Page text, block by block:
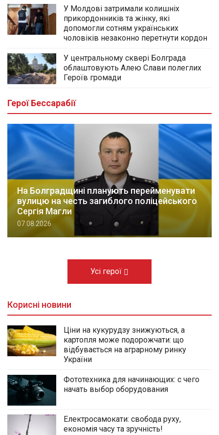
У Молдові затримали колишніх
прикордонників та жінку, які
допомогли сотням українських
чоловіків незаконно перетнути кордон
У центральному сквері Болграда
облаштовують Алею Слави полеглих
Героїв громади
Герої Бессарабії
На Болградщині планують перейменувати
вулицю на честь загиблого поліцейського
Сергія Магли
07.08.2026
Усі герої
Корисні новини
Ціни на кукурудзу знижуються, а
картопля може подорожчати: що
відбувається на аграрному ринку
України
Фототехника для начинающих: с чего
начать выбор оборудования
Електросамокати: свобода руху,
економія часу та зручність!